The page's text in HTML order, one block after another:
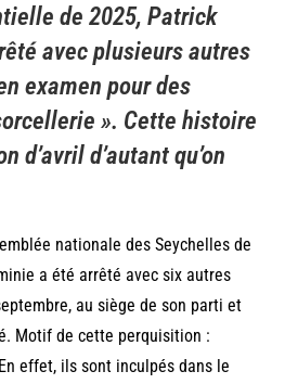
de 2025, Patrick
avec plusieurs autres
examen pour des
». Cette histoire
d’avril d’autant qu’on
nationale des Seychelles de
a été arrêté avec six autres
au siège de son parti et
Motif de cette perquisition :
effet, ils sont inculpés dans le